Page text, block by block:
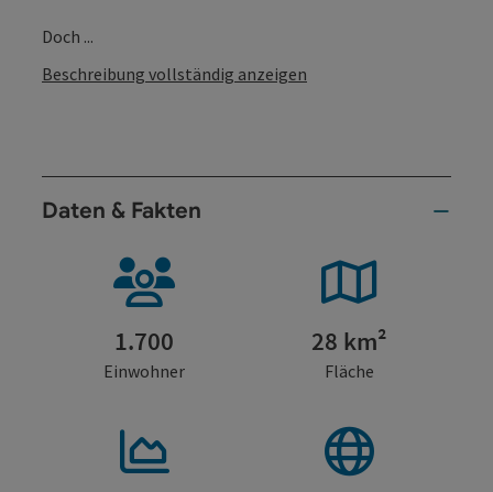
Doch ...
Beschreibung vollständig anzeigen
Daten & Fakten
1.700
Einwohner
28 km²
Fläche